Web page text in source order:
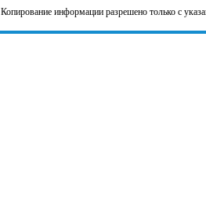
Копирование информации разрешено только с